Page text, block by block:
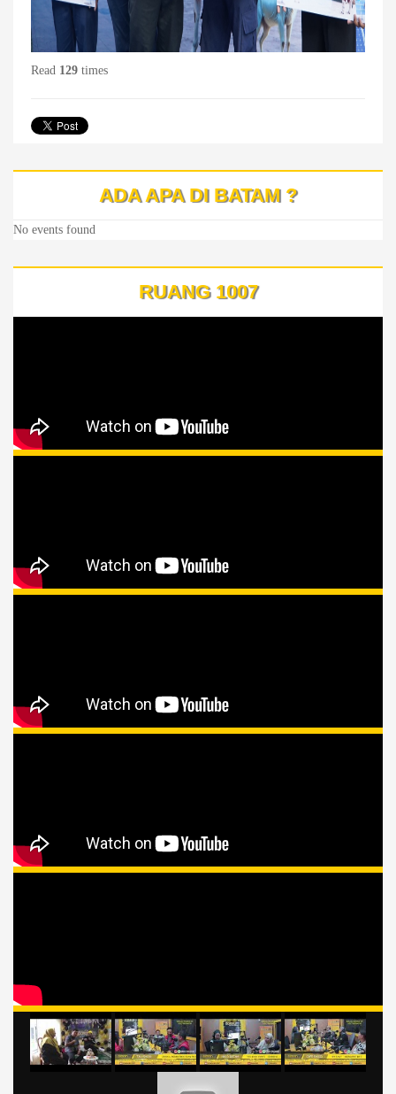
Read 129 times
ADA APA DI BATAM ?
No events found
RUANG 1007